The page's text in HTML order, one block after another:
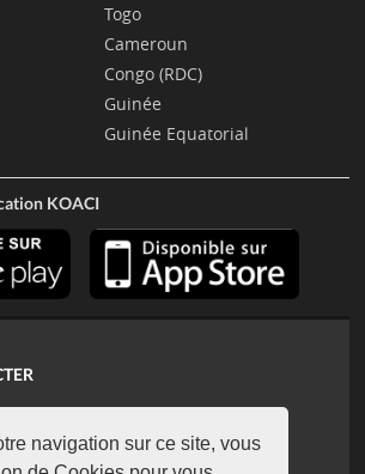
navigation sur ce site, vous
Togo
Cameroun
Congo (RDC)
Guinée
Guinée Equatorial
KOACI